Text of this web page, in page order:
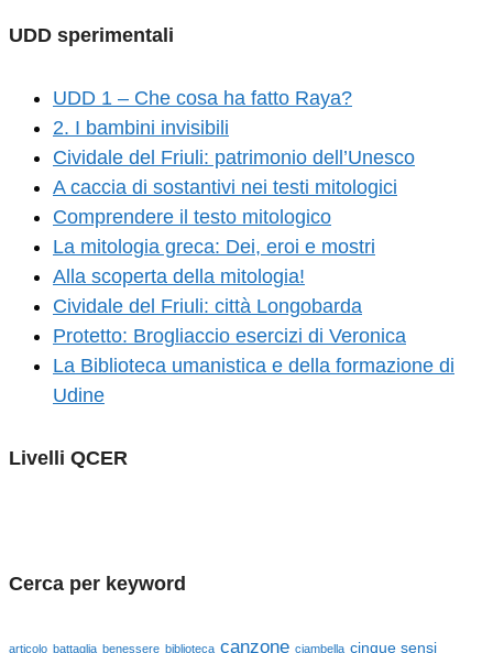
UDD sperimentali
UDD 1 – Che cosa ha fatto Raya?
2. I bambini invisibili
Cividale del Friuli: patrimonio dell’Unesco
A caccia di sostantivi nei testi mitologici
Comprendere il testo mitologico
La mitologia greca: Dei, eroi e mostri
Alla scoperta della mitologia!
Cividale del Friuli: città Longobarda
Protetto: Brogliaccio esercizi di Veronica
La Biblioteca umanistica e della formazione di
Udine
Livelli QCER
Cerca per keyword
articolo battaglia benessere biblioteca canzone ciambella cinque sensi